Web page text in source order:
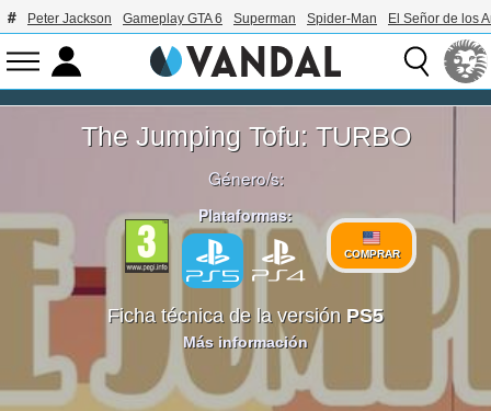
Peter Jackson Gameplay GTA 6 Superman Spider-Man El Señor de los
The Jumping Tofu: TURBO
Género/s:
Plataformas:
COMPRAR
Ficha técnica de la versión PS5
Más información